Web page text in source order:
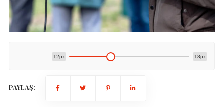
12px 18px
PAYLAŞ: